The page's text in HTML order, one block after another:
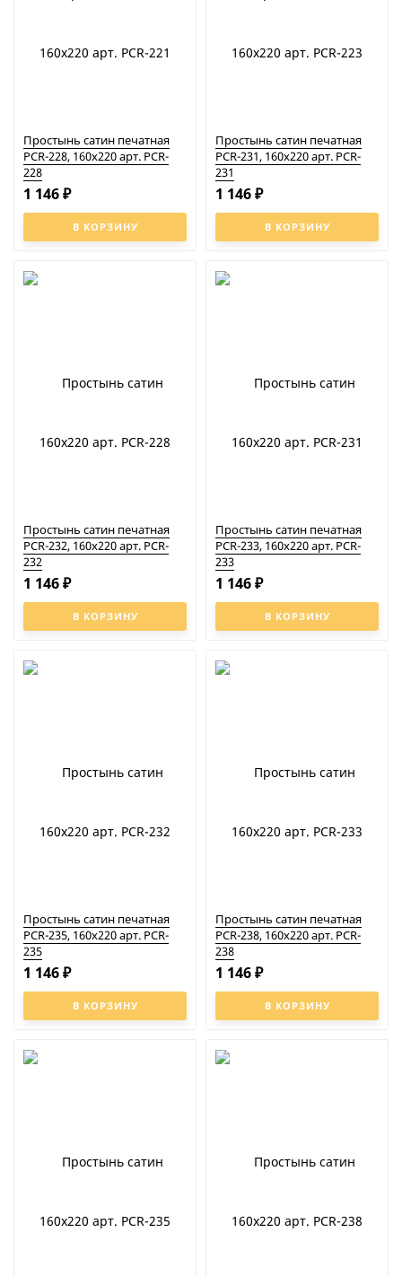
Простынь сатин печатная
PCR-228, 160x220 арт. PCR-
228
В КОРЗИНУ
1 146 ₽
Простынь сатин печатная
PCR-231, 160x220 арт. PCR-
231
В КОРЗИНУ
1 146 ₽
Простынь сатин печатная
PCR-232, 160x220 арт. PCR-
232
В КОРЗИНУ
1 146 ₽
Простынь сатин печатная
PCR-233, 160x220 арт. PCR-
233
В КОРЗИНУ
1 146 ₽
Простынь сатин печатная
PCR-235, 160x220 арт. PCR-
235
В КОРЗИНУ
1 146 ₽
Простынь сатин печатная
PCR-238, 160x220 арт. PCR-
238
В КОРЗИНУ
1 146 ₽